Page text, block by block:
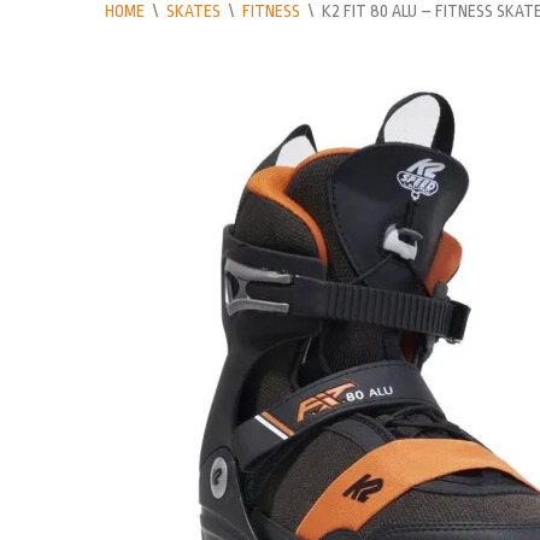
HOME \ SKATES \ FITNESS \ K2 FIT 80 ALU – FITNESS